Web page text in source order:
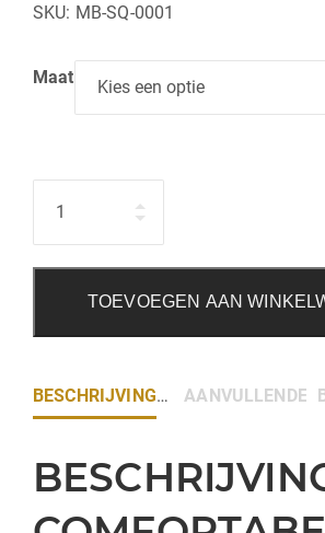
SKU: MB-SQ-0001
Maat
TOEVOEGEN AAN
BESCHRIJVING AANVULLENDE